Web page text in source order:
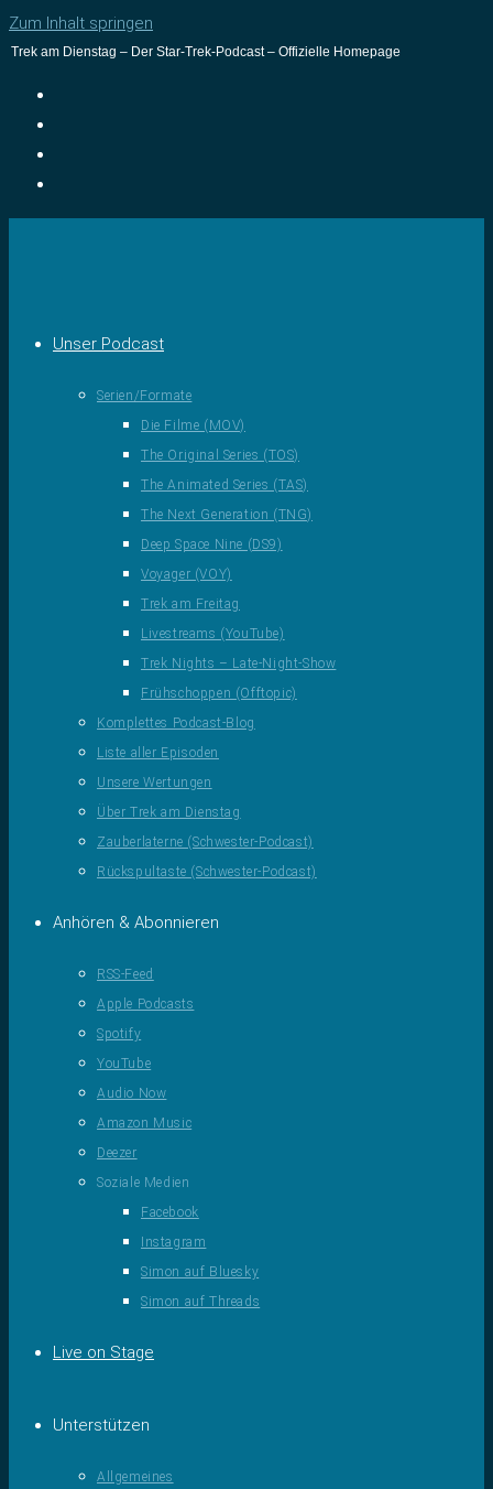
Zum Inhalt springen
Trek am Dienstag – Der Star-Trek-Podcast – Offizielle Homepage
Unser Podcast
Serien/Formate
Die Filme (MOV)
The Original Series (TOS)
The Animated Series (TAS)
The Next Generation (TNG)
Deep Space Nine (DS9)
Voyager (VOY)
Trek am Freitag
Livestreams (YouTube)
Trek Nights – Late-Night-Show
Frühschoppen (Offtopic)
Komplettes Podcast-Blog
Liste aller Episoden
Unsere Wertungen
Über Trek am Dienstag
Zauberlaterne (Schwester-Podcast)
Rückspultaste (Schwester-Podcast)
Anhören & Abonnieren
RSS-Feed
Apple Podcasts
Spotify
YouTube
Audio Now
Amazon Music
Deezer
Soziale Medien
Facebook
Instagram
Simon auf Bluesky
Simon auf Threads
Live on Stage
Unterstützen
Allgemeines